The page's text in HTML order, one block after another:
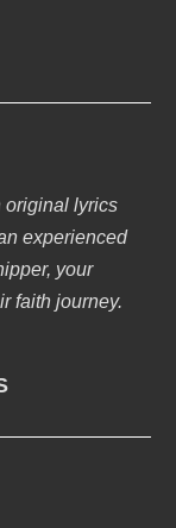
original lyrics
experienced
your
faith journey.